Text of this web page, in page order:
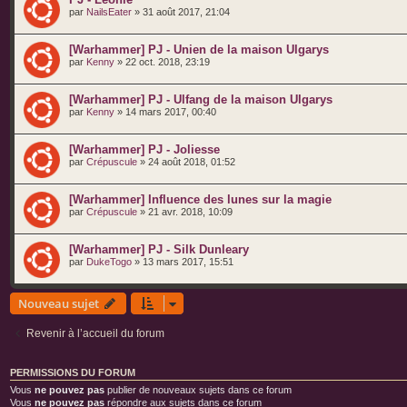
par NailsEater » 31 août 2017, 21:04
[Warhammer] PJ - Unien de la maison Ulgarys
par Kenny » 22 oct. 2018, 23:19
[Warhammer] PJ - Ulfang de la maison Ulgarys
par Kenny » 14 mars 2017, 00:40
[Warhammer] PJ - Joliesse
par Crépuscule » 24 août 2018, 01:52
[Warhammer] Influence des lunes sur la magie
par Crépuscule » 21 avr. 2018, 10:09
[Warhammer] PJ - Silk Dunleary
par DukeTogo » 13 mars 2017, 15:51
Nouveau sujet
Revenir à l’accueil du forum
PERMISSIONS DU FORUM
Vous ne pouvez pas publier de nouveaux sujets dans ce forum
Vous ne pouvez pas répondre aux sujets dans ce forum